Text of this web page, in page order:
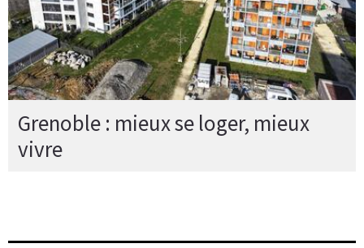
Grenoble : mieux se loger, mieux
vivre